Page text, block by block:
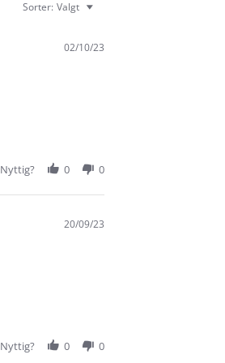
Sorter: Valgt
02/10/23
Nyttig? 0 0
20/09/23
Nyttig? 0 0